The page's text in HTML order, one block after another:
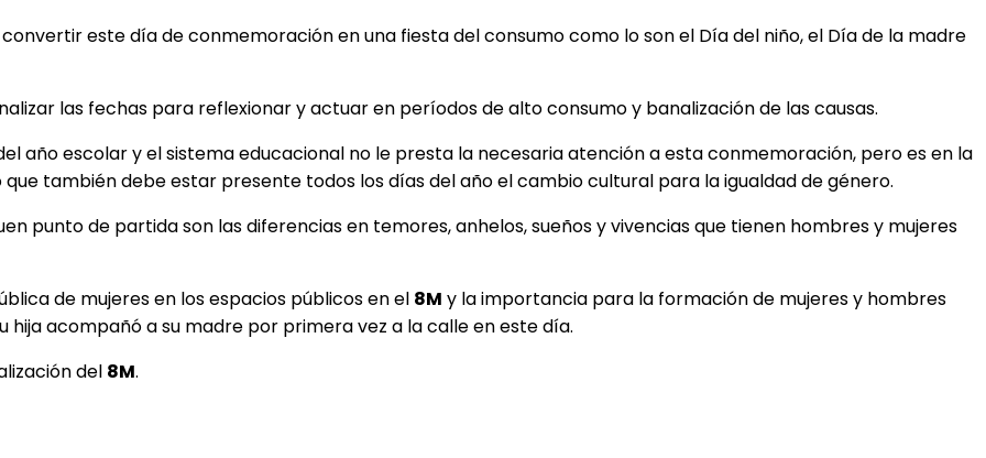
este día de conmemoración en una fiesta del consumo como lo son el Día del niño, el Día de la madre
las fechas para reflexionar y actuar en períodos de alto consumo y banalización de las causas.
año escolar y el sistema educacional no le presta la necesaria atención a esta conmemoración, pero es en la
también debe estar presente todos los días del año el cambio cultural para la igualdad de género.
punto de partida son las diferencias en temores, anhelos, sueños y vivencias que tienen hombres y mujeres
de mujeres en los espacios públicos en el 8M y la importancia para la formación de mujeres y hombres
hija acompañó a su madre por primera vez a la calle en este día.
del 8M.